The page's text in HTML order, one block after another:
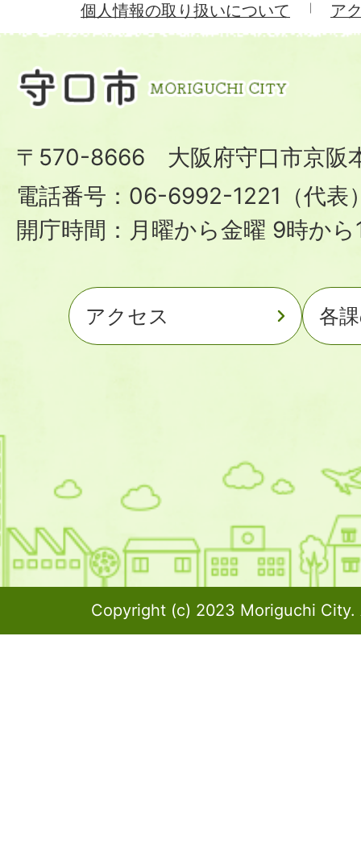
個人情報の取り扱いについて
ア
〒570-8666 大阪府守口市京阪
電話番号：06-6992-1221（代表
開庁時間：月曜から金曜 9時か
アクセス 各
Copyright (c) 2023 Moriguchi City.